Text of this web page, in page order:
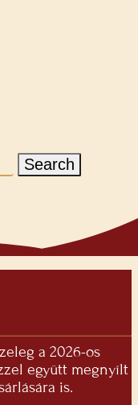
Search
a 2026-os
együtt megnyílt
is.